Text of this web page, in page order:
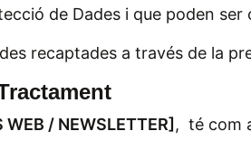
de Dades i que poden
recaptades a través de la
WEB / NEWSLETTER] , té com